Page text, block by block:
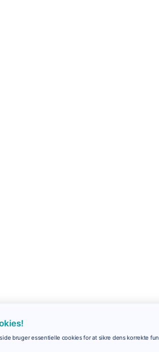
bruger essentielle cookies for at sikre dens korrekte